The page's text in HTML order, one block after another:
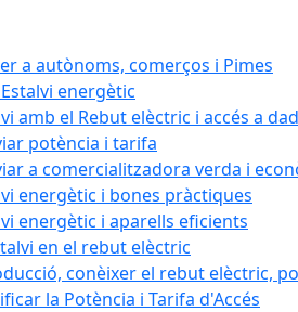
a autònoms, comerços i Pimes
energètic
amb el Rebut elèctric i accés a
potència i tarifa
a comercialitzadora verda i
energètic i bones pràctiques
energètic i aparells eficients
en el rebut elèctric
conèixer el rebut elèctric,
la Potència i Tarifa d'Accés